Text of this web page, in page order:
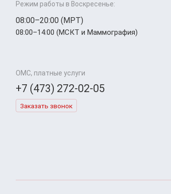
Режим работы в Воскресенье:
08:00–20:00 (МРТ)
08:00–14:00 (МСКТ и Маммография)
ОМС, платные услуги
+7 (473) 272-02-05
Заказать звонок